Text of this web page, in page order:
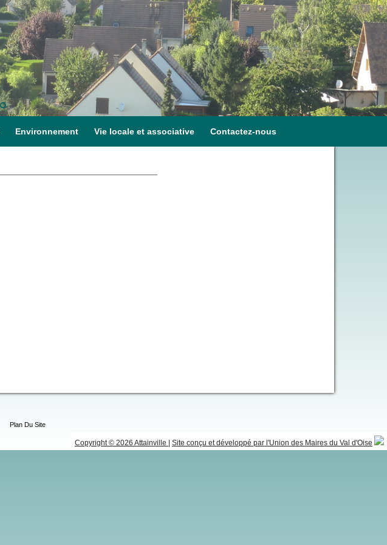
Environnement Vie locale et associative Contactez-nous
Plan Du Site
Copyright © 2026 Attainville Site conçu et développé par l'Union des Maires du Val d'Oise